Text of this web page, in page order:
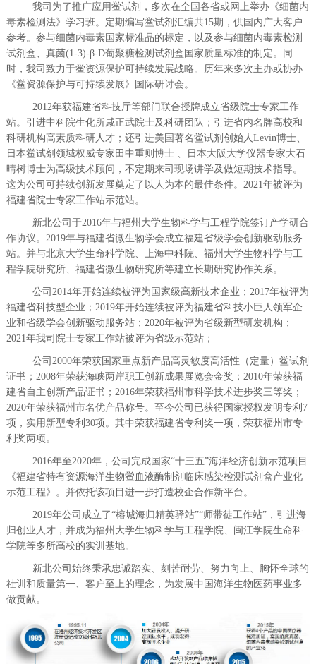
我司为了推广应用鲎试剂，多次在全国各省或网上举办《细菌内
毒素检测法》学习班。定期编写鲎试剂汇编共15期，供国内广大客户
参考。参与细菌内毒素国家标准品的标定，以及参与细菌内毒素检测
试剂盒、真菌(1-3)-β-D葡聚糖检测试剂盒国家质量标准的制定。同
时，我司致力于鲎资源保护可持续发展战略。历年来多次主办或协办
《鲎资源保护与可持续发展》国际研讨会。
2012年获福建省科技厅等部门联合授牌成立省级院士专家工作
站。引进中科院生化所戚正武院士及科研团队；引进省内名牌高校和
科研机构高素质科研人才；还引进美国著名鲎试剂创始人Levin博士、
日本鲎试剂领域权威专家田中重则博士 、日本大阪大学仪器专家大石
晴树博士为高级技术顾问，不定期来司现场讲学及做短期技术指导。
这为公司可持续创新发展奠定了以人为本的最佳条件。2021年被评为
福建省院士专家工作站示范站。
新北公司于2016年与福州大学生物科学与工程学院签订产学研合
作协议。2019年与福建省微生物学会成立福建省级学会创新驱动服务
站。并与北京大学生命科学院、上海中科院、福州大学生物科学与工
程学院研究所、福建省微生物研究所等建立长期研究协作关系。
公司2014年开始连续被评为国家级高新技术企业；2017年被评为
福建省科技型企业；2019年开始连续被评为福建省科技小巨人领军企
业和省级学会创新驱动服务站；2020年被评为省级新型研发机构；
2021年我司院士专家工作站被评为省级示范站；
公司2000年荣获国家重点新产品高灵敏度高活性（定量）鲎试剂
证书；2008年荣获海峡两岸职工创新成果展览会金奖；2010年荣获福
建省自主创新产品证书；2016年荣获福州市科学技术进步奖三等奖；
2020年荣获福州市名优产品称号。至今公司已获得国家授权发明专利7
项，实用新型专利30项。其中荣获福建省专利奖一项，荣获福州市专
利奖两项。
2016年至2020年，公司完成国家“十三五”海洋经济创新示范项目
《福建省特有资源海洋生物鲎血液酶制剂临床感染检测试剂盒产业化
示范工程》。并依托该项目进一步打造校企合作新平台。
2019年公司成立了“榕城海归精英驿站”“师带徒工作站”，引进海
归创业人才， 并成为福州大学生物科学与工程学院、闽江学院生命科
学院等多所高校的实训基地。
新北公司始终秉承忠诚踏实、刻苦耐劳、努力向上、胸怀全球的
社训和质量第一、客户至上的理念，为发展中国海洋生物医药事业多
做贡献。